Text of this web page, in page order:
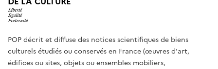
POP décrit et diffuse des notices scientifiques de biens
culturels étudiés ou conservés en France (œuvres d'art,
édifices ou sites, objets ou ensembles mobiliers,